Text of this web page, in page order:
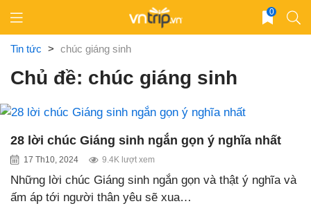
content
0
Tin tức > chúc giáng sinh
Chủ đề: chúc giáng sinh
28 lời chúc Giáng sinh ngắn gọn ý nghĩa nhất
17 Th10, 2024 9.4K lượt xem
Những lời chúc Giáng sinh ngắn gọn và thật ý nghĩa và
ấm áp tới người thân yêu sẽ xua…